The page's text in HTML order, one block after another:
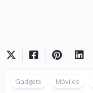
Gadgets Móviles